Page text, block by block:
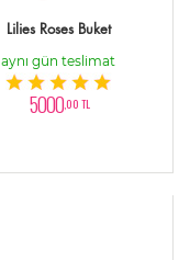
Lilies Roses Buket
aynı gün teslimat
5000,00 TL